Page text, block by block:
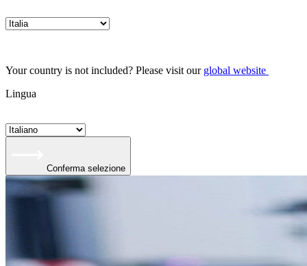
Your country is not included? Please visit our global website
Lingua
Conferma selezione